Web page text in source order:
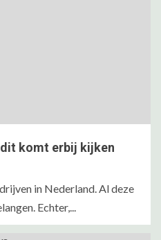
komt erbij kijken
in Nederland. Al deze
Echter,...